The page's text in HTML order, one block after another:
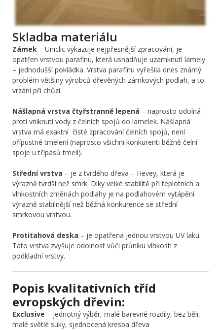
Skladba materiálu
Zámek – Uniclic vykazuje nejpřesnější zpracování, je
opatřen vrstvou parafínu, která usnadňuje uzamknutí lamely
– jednodušší pokládka. Vrstva parafínu vyřešila dnes známý
problém většiny výrobců dřevěných zámkových podlah, a to
vrzání při chůzi.
Nášlapná vrstva čtyřstranně lepená – naprosto odolná
proti vniknutí vody z čelních spojů do lamelek. Nášlapná
vrstva má exaktní čisté zpracování čelních spojů, není
přípustné tmelení (naprosto všichni konkurenti běžně čelní
spoje u třípásů tmelí).
Střední vrstva – je z tvrdého dřeva – Hevey, která je
výrazně tvrdší než smrk. Díky velké stabilitě při teplotních a
vlhkostních změnách podlahy je na podlahovém vytápění
výrazně stabilnější než běžná konkurence se střední
smrkovou vrstvou.
Protitahová deska – je opatřena jednou vrstvou UV laku.
Tato vrstva zvyšuje odolnost vůči průniku vlhkosti z
podkladní vrstvy.
Popis kvalitativních tříd
evropských dřevin:
Exclusive – jednotný výběr, malé barevné rozdíly, bez běli,
malé světlé suky, sjednocená kresba dřeva